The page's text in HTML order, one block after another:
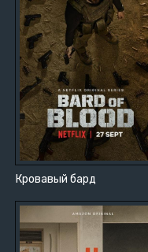
Кровавый бард